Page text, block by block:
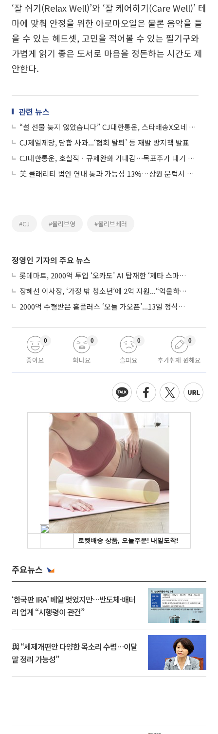
‘잘 쉬기(Relax Well)’와 ‘잘 케어하기(Care Well)’ 테
마에 맞춰 안정을 위한 아로마오일은 물론 음악을 들
을 수 있는 헤드셋, 고민을 적어볼 수 있는 필기구와
가볍게 읽기 좋은 도서로 마음을 정돈하는 시간도 제
안한다.
관련 뉴스
“설 선물 늦지 않았습니다” CJ대한통운, 스타배송X오네 공동 기획전
CJ제일제당, 담합 사과...‘협회 탈퇴’ 등 재발 방지책 발표
CJ대한통운, 호실적ㆍ규제완화 기대감⋯목표주가 대거 상향에 9%↑
美 클래리티 법안 연내 통과 가능성 13%…상원 문턱서 제동
#CJ #올리브영 #올리브베러
정영인 기자의 주요 뉴스
롯데마트, 2000억 투입 ‘오카도’ AI 탑재한 ‘제타 스마트센터’...온라인 장보기 판 바꾼다
장혜선 이사장, ‘가정 밖 청소년’에 2억 지원...“억울하고 아파도 단단해지길”
2000억 수혈받은 홈플러스 ‘오늘 가오픈’...13일 정식 개장 시험대
좋아요
0
화나요
0
슬퍼요
0
추가취재 원해요
0
주요뉴스
‘한국판 IRA’ 베일 벗었지만…반도체·배터
리 업계 “시행령이 관건”
與 “세제개편안 다양한 목소리 수렴…이달
말 정리 가능성”